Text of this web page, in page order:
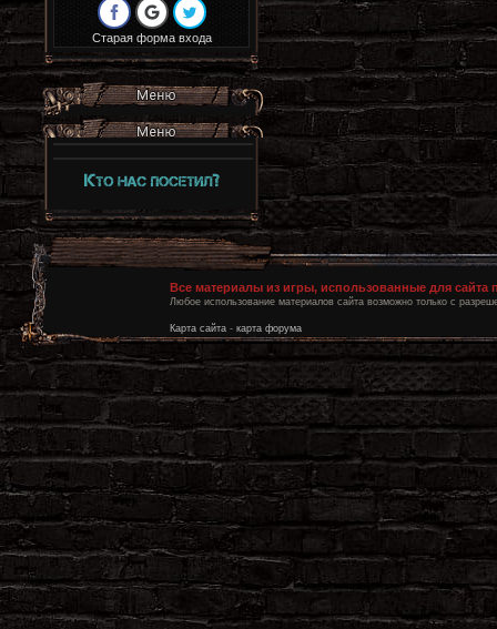
Старая форма входа
Все материалы из игры, использованные для сайта
Любое использование материалов сайта возможно только с
Карта сайта - карта форума